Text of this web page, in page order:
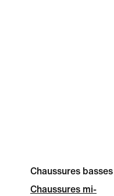
Chaussures basses
Chaussures mi-